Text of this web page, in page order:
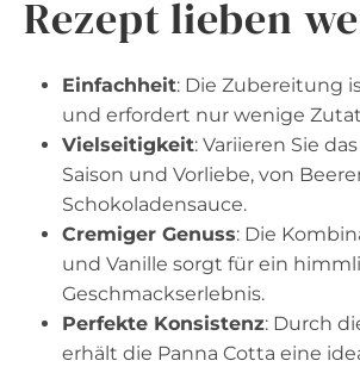
Rezept lieben
Einfachheit: Die Zubereitung
und erfordert nur wenige
Vielseitigkeit: Variieren Sie
Saison und Vorliebe, von
Schokoladensauce.
Cremiger Genuss: Die
und Vanille sorgt für ein
Geschmackserlebnis.
Perfekte Konsistenz: Durch
erhält die Panna Cotta eine